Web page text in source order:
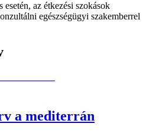
az étkezési szokások
egészségügyi szakemberrel
a mediterrán